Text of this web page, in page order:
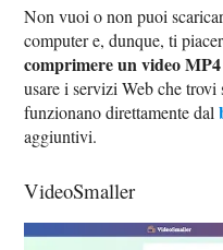
Non vuoi o non puoi
computer e, dunque, ti
comprimere un video
usare i servizi Web che
funzionano direttamente dal
aggiuntivi.
VideoSmaller